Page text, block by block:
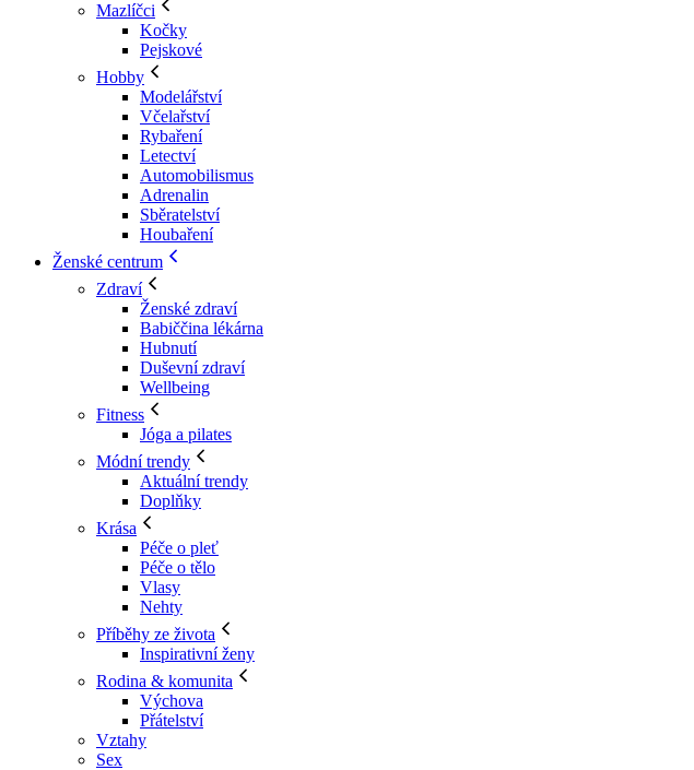
Mazlíčci
Kočky
Pejskové
Hobby
Modelářství
Včelařství
Rybaření
Letectví
Automobilismus
Adrenalin
Sběratelství
Houbaření
Ženské centrum
Zdraví
Ženské zdraví
Babiččina lékárna
Hubnutí
Duševní zdraví
Wellbeing
Fitness
Jóga a pilates
Módní trendy
Aktuální trendy
Doplňky
Krása
Péče o pleť
Péče o tělo
Vlasy
Nehty
Příběhy ze života
Inspirativní ženy
Rodina & komunita
Výchova
Přátelství
Vztahy
Sex